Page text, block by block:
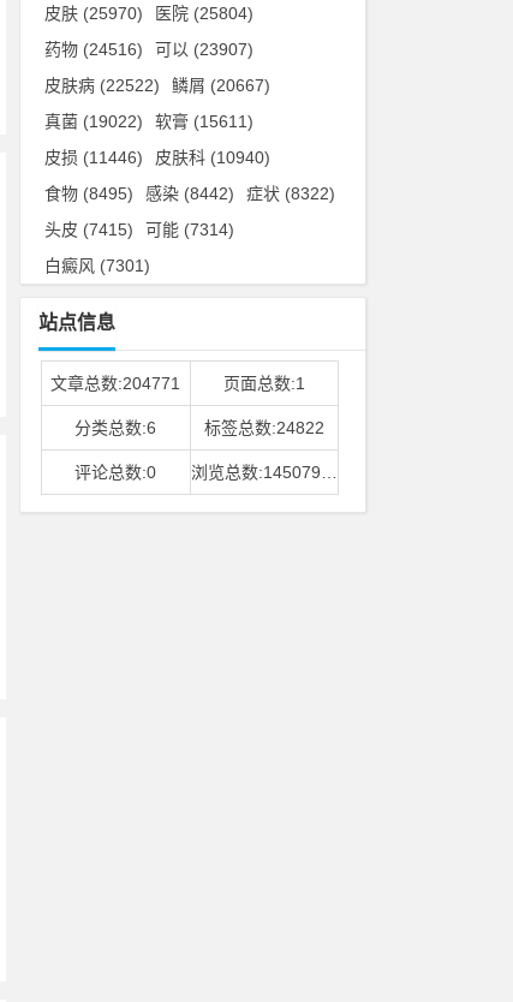
皮肤 (25970) 医院 (25804)
药物 (24516) 可以 (23907)
皮肤病 (22522) 鳞屑 (20667)
真菌 (19022) 软膏 (15611)
皮损 (11446) 皮肤科 (10940)
食物 (8495) 感染 (8442) 症状 (8322)
头皮 (7415) 可能 (7314)
白癜风 (7301)
站点信息
文章总数:204771 页面总数:1
分类总数:6 标签总数:24822
评论总数:0